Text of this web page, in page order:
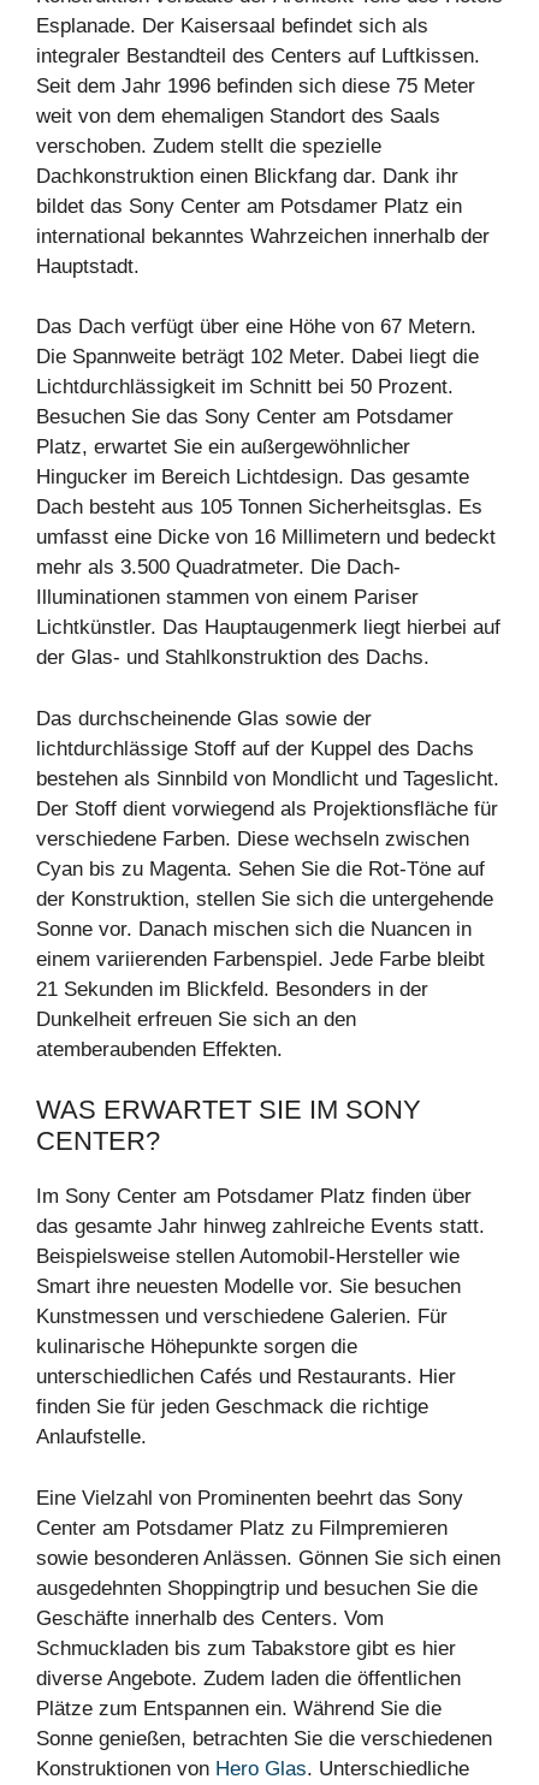
Esplanade. Der Kaisersaal befindet sich als
integraler Bestandteil des Centers auf Luftkissen.
Seit dem Jahr 1996 befinden sich diese 75 Meter
weit von dem ehemaligen Standort des Saals
verschoben. Zudem stellt die spezielle
Dachkonstruktion einen Blickfang dar. Dank ihr
bildet das Sony Center am Potsdamer Platz ein
international bekanntes Wahrzeichen innerhalb der
Hauptstadt.
Das Dach verfügt über eine Höhe von 67 Metern.
Die Spannweite beträgt 102 Meter. Dabei liegt die
Lichtdurchlässigkeit im Schnitt bei 50 Prozent.
Besuchen Sie das Sony Center am Potsdamer
Platz, erwartet Sie ein außergewöhnlicher
Hingucker im Bereich Lichtdesign. Das gesamte
Dach besteht aus 105 Tonnen Sicherheitsglas. Es
umfasst eine Dicke von 16 Millimetern und bedeckt
mehr als 3.500 Quadratmeter. Die Dach-
Illuminationen stammen von einem Pariser
Lichtkünstler. Das Hauptaugenmerk liegt hierbei auf
der Glas- und Stahlkonstruktion des Dachs.
Das durchscheinende Glas sowie der
lichtdurchlässige Stoff auf der Kuppel des Dachs
bestehen als Sinnbild von Mondlicht und Tageslicht.
Der Stoff dient vorwiegend als Projektionsfläche für
verschiedene Farben. Diese wechseln zwischen
Cyan bis zu Magenta. Sehen Sie die Rot-Töne auf
der Konstruktion, stellen Sie sich die untergehende
Sonne vor. Danach mischen sich die Nuancen in
einem variierenden Farbenspiel. Jede Farbe bleibt
21 Sekunden im Blickfeld. Besonders in der
Dunkelheit erfreuen Sie sich an den
atemberaubenden Effekten.
WAS ERWARTET SIE IM SONY
CENTER?
Im Sony Center am Potsdamer Platz finden über
das gesamte Jahr hinweg zahlreiche Events statt.
Beispielsweise stellen Automobil-Hersteller wie
Smart ihre neuesten Modelle vor. Sie besuchen
Kunstmessen und verschiedene Galerien. Für
kulinarische Höhepunkte sorgen die
unterschiedlichen Cafés und Restaurants. Hier
finden Sie für jeden Geschmack die richtige
Anlaufstelle.
Eine Vielzahl von Prominenten beehrt das Sony
Center am Potsdamer Platz zu Filmpremieren
sowie besonderen Anlässen. Gönnen Sie sich einen
ausgedehnten Shoppingtrip und besuchen Sie die
Geschäfte innerhalb des Centers. Vom
Schmuckladen bis zum Tabakstore gibt es hier
diverse Angebote. Zudem laden die öffentlichen
Plätze zum Entspannen ein. Während Sie die
Sonne genießen, betrachten Sie die verschiedenen
Konstruktionen von Hero Glas. Unterschiedliche